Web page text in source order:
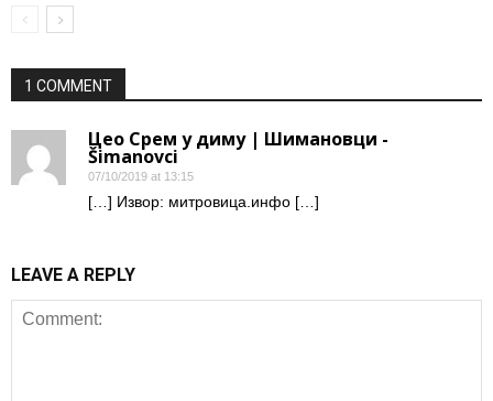
1 COMMENT
Цeo Срeм у диму | Шимановци -
Šimanovci
07/10/2019 at 13:15
[…] Извор: митровица.инфо […]
LEAVE A REPLY